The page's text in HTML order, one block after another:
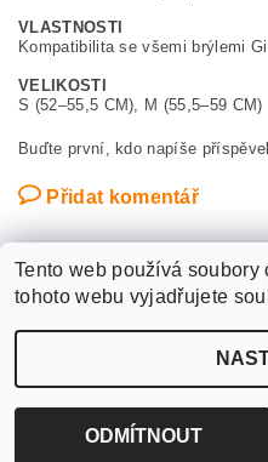
VLASTNOSTI
Kompatibilita se všemi brýlemi
VELIKOSTI
S (52–55,5 CM), M (55,5–59 CM)
Buďte první, kdo napíše
Přidat komentář
WANTED SPORT PARDUBICE ,
Tento web používá
tohoto webu vyjadřujete
ODMÍTNOUT